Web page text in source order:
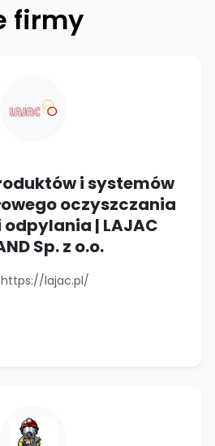
firmy
i systemów
oczyszczania
| LAJAC
Sp. z o.o.
https://lajac.pl/